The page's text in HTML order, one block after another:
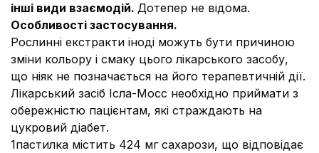
інші види взаємодій. Дотепер не відома.
Особливості застосування.
Рослинні екстракти іноді можуть бути причиною
зміни кольору і смаку цього лікарського засобу,
що ніяк не позначається на його терапевтичній дії.
Лікарський засіб Ісла-Мосс необхідно приймати з
обережністю пацієнтам, які страждають на
цукровий діабет.
1пастилка містить 424 мг сахарози, що відповідає